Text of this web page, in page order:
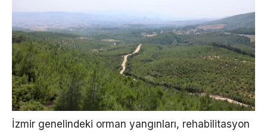
İzmir genelindeki orman yangınları, rehabilitasyon